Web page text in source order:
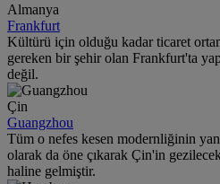
Almanya
Frankfurt
Kültürü için olduğu kadar ticaret
gereken bir şehir olan Frankfurt'ta
değil.
Çin
Guangzhou
Tüm o nefes kesen modernliğinin
olarak da öne çıkarak Çin'in
haline gelmiştir.